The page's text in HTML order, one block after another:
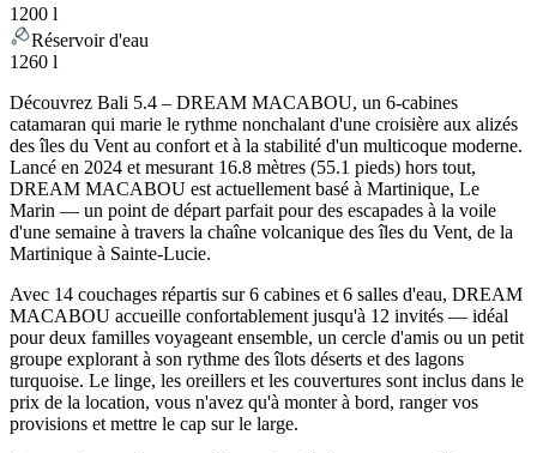
1200 l
Réservoir d'eau
1260 l
Découvrez Bali 5.4 – DREAM MACABOU, un 6-cabines
catamaran qui marie le rythme nonchalant d'une croisière aux alizés
des îles du Vent au confort et à la stabilité d'un multicoque moderne.
Lancé en 2024 et mesurant 16.8 mètres (55.1 pieds) hors tout,
DREAM MACABOU est actuellement basé à Martinique, Le
Marin — un point de départ parfait pour des escapades à la voile
d'une semaine à travers la chaîne volcanique des îles du Vent, de la
Martinique à Sainte-Lucie.
Avec 14 couchages répartis sur 6 cabines et 6 salles d'eau, DREAM
MACABOU accueille confortablement jusqu'à 12 invités — idéal
pour deux familles voyageant ensemble, un cercle d'amis ou un petit
groupe explorant à son rythme des îlots déserts et des lagons
turquoise. Le linge, les oreillers et les couvertures sont inclus dans le
prix de la location, vous n'avez qu'à monter à bord, ranger vos
provisions et mettre le cap sur le large.